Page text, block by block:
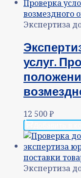
Экспертиза
услуг.
12 500₽
Экспертиза